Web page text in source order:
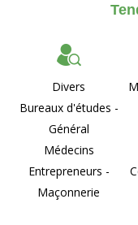
Divers
Bureaux d'études -
Général
Médecins
Entrepreneurs -
Maçonnerie